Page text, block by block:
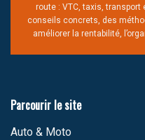
route : VTC, taxis,
conseils concrets, des
améliorer la rentabilité,
Parcourir le site
Auto & Moto